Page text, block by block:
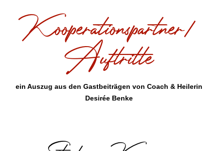
Kooperationspartner/
Auftritte
ein Auszug aus den Gastbeiträgen von Coach & Heilerin
Desirée Benke